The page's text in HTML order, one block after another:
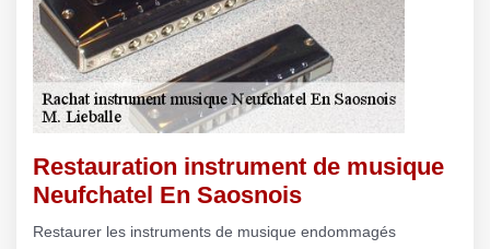
Restauration instrument de musique
Neufchatel En Saosnois
Restaurer les instruments de musique endommagés